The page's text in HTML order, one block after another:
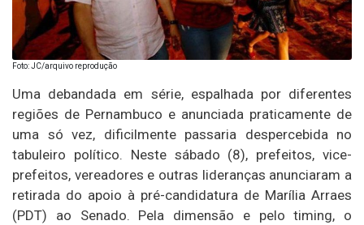
Foto: JC/arquivo reprodução
Uma debandada em série, espalhada por diferentes
regiões de Pernambuco e anunciada praticamente de
uma só vez, dificilmente passaria despercebida no
tabuleiro político. Neste sábado (8), prefeitos, vice-
prefeitos, vereadores e outras lideranças anunciaram a
retirada do apoio à pré-candidatura de Marília Arraes
(PDT) ao Senado. Pela dimensão e pelo timing, o